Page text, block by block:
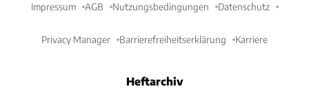
Impressum AGB Nutzungsbedingungen Datenschutz
Privacy Manager Barrierefreiheitserklärung Karriere
Heftarchiv